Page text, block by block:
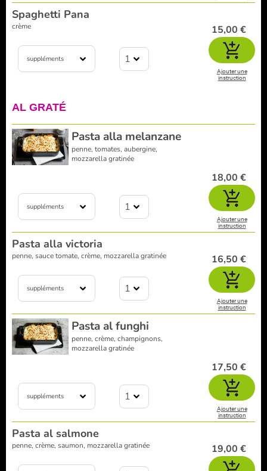
Spaghetti Pana
crème
suppléments 1
15,00 €
Ajouter une
instruction
AL GRATÉ
Pasta alla melanzane
penne, tomates, aubergine,
mozzarella gratinée
suppléments 1
18,00 €
Ajouter une
instruction
Pasta alla victoria
penne, sauce tomate, crème, mozzarella gratinée
suppléments 1
16,50 €
Ajouter une
instruction
Pasta al funghi
penne, crème, champignons,
mozzarella gratinée
suppléments 1
17,50 €
Ajouter une
instruction
Pasta al salmone
penne, crème, saumon, mozzarella gratinée 19,00 €